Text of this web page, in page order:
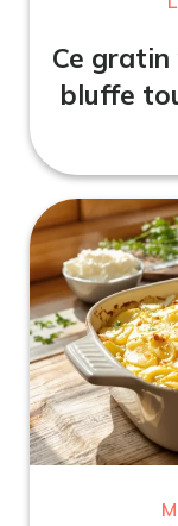
Ce gratin
bluffe